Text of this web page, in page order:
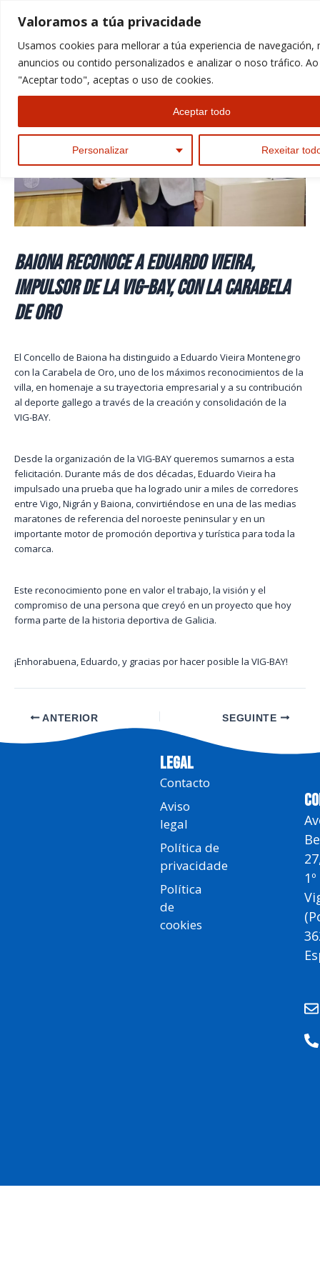
Valoramos a túa privacidade
Usamos cookies para mellorar a túa experiencia de navegación,
anuncios ou contido personalizados e analizar o noso tráfico.
"Aceptar todo", aceptas o uso de cookies.
Personalizar Rexeitar
Aceptar todo
contido
Baiona reconoce a Eduardo Vieira,
impulsor de la VIG-BAY, con la Carabela
de Oro
El Concello de Baiona ha distinguido a Eduardo Vieira Montenegro
con la Carabela de Oro, uno de los máximos reconocimientos de la
villa, en homenaje a su trayectoria empresarial y a su contribución
al deporte gallego a través de la creación y consolidación de la
VIG-BAY.
Desde la organización de la VIG-BAY queremos sumarnos a esta
felicitación. Durante más de dos décadas, Eduardo Vieira ha
impulsado una prueba que ha logrado unir a miles de corredores
entre Vigo, Nigrán y Baiona, convirtiéndose en una de las medias
maratones de referencia del noroeste peninsular y en un
importante motor de promoción deportiva y turística para toda la
comarca.
Este reconocimiento pone en valor el trabajo, la visión y el
compromiso de una persona que creyó en un proyecto que hoy
forma parte de la historia deportiva de Galicia.
¡Enhorabuena, Eduardo, y gracias por hacer posible la VIG-BAY!
ANTERIOR SEGUINTE
LEGAL
Contacto
Aviso
legal
Política de
privacidade
Política
de
cookies
1º